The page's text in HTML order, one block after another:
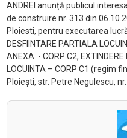
ANDREI anunță publicul
de construire nr. 313 din
Ploiesti, pentru executarea
DESFIINTARE PARTIALA
ANEXA - CORP C2,
LOCUINTA – CORP C1 (regim
Ploiești, str. Petre Negulescu,